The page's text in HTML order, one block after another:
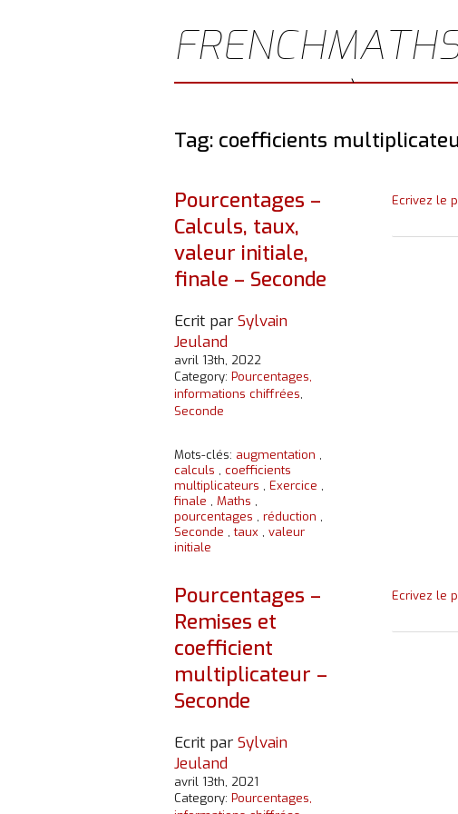
JEULAND)
Tag: coefficients
Pourcentages –
Calculs, taux,
valeur initiale,
finale – Seconde
Ecrit par Sylvain
Jeuland
avril 13th, 2022
Category: Pourcentages,
informations chiffrées,
Seconde
Mots-clés: augmentation ,
calculs , coefficients
multiplicateurs , Exercice ,
finale , Maths ,
pourcentages , réduction ,
Seconde ,taux , valeur
initiale
Ecrivez le
Pourcentages –
Remises et
coefficient
multiplicateur –
Seconde
Ecrit par Sylvain
Jeuland
avril 13th, 2021
Category: Pourcentages,
Ecrivez le